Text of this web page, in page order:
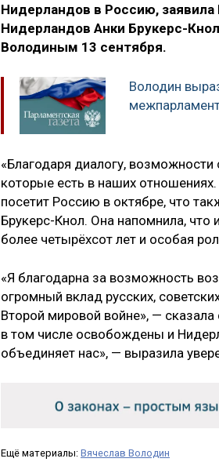
Нидерландов в Россию,
Нидерландов Анки Брукерс-
Володиным 13 сентября.
Володин
«Благодаря диалогу,
которые есть в наших
посетит Россию в октябре, что
Брукерс-Кнол. Она напомнила, что
более четырёхсот лет и особая
«Я благодарна за возможность
огромный вклад русских,
Второй мировой войне», — сказала
в том числе освобождены и
объединяет нас», — выразила
Ещё материалы: Вячеслав Володин